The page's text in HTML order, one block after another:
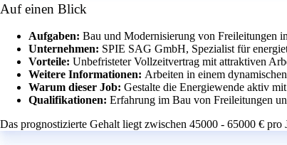
Auf einen Blick
Aufgaben: Bau und Modernisierung von Freileitungen
Unternehmen: SPIE SAG GmbH, Spezialist für
Vorteile: Unbefristeter Vollzeitvertrag mit attraktiven
Weitere Informationen: Arbeiten in einem
Warum dieser Job: Gestalte die Energiewende aktiv
Qualifikationen: Erfahrung im Bau von Freileitungen
Das prognostizierte Gehalt liegt zwischen 45000 - 65000 € pro